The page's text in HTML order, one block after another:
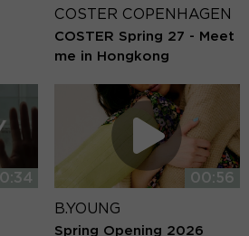
COSTER COPENHAGEN
COSTER Spring 27 - Meet
me in Hongkong
00:56
B.YOUNG
Spring Opening 2026